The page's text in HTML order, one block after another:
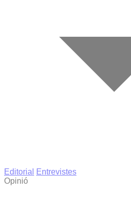
Editorial
Entrevistes
Opinió